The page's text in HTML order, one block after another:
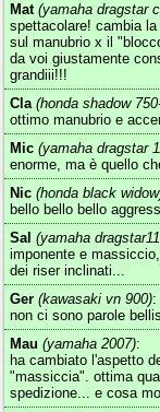
Mat (yamaha dragstar
spettacolare! cambia
sul manubrio x il
da voi giustamente
grandiii!!!
Cla (honda shadow
ottimo manubrio e
Mic (yamaha dragstar
enorme, ma è quello
Nic (honda black
bello bello bello
Sal (yamaha
imponente e
dei riser inclinati...
Ger (kawasaki vn 900):
non ci sono parole
Mau (yamaha 2007):
ha cambiato l'aspetto
"massiccia". ottima
spedizione... e cosa